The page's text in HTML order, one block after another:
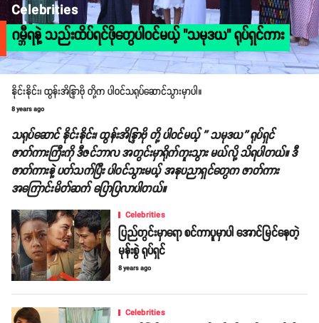
Celebrities
ဂမ္ဘီရနဲ့ သည်းထိပ်ရင်ဖိုတွေပါဝင်မယ့် "သမုဒယ" ရုပ်ရှင်ကား
နိုင်းနိုင်း၊ ထွန်းအိန္ဒြာဗို တို့က ပါဝင်သရုပ်ဆောင်သွားမှာပါ။
8 years ago
သရုပ်ဆောင် နိုင်းနိုင်း၊ ထွန်းအိန္ဒြာဗို တို့ ပါဝင်မယ့် '' သမုဒယ'' ရုပ်ရှင်
ဇာတ်ကားကြီးကို ဒီဇင်ဘာလ အတွင်းမှာရိုက်ကူးသွား မယ်လို့ သိရပါတယ်။ ဒီ
ဇာတ်ကားနဲ့ ပတ်သက်ပြီး ပါဝင်သွားမယ့် အနုပညာရှင်တွေက ဇာတ်ကား
အကြောင်းမိတ်ဆက် ပြောပြလာပါတယ်။
Celebrities
ပြည်တွင်းမှာရော စင်ကာပူမှာပါ အောင်မြင်နေတဲ့
မုန်းစွဲ ရုပ်ရှင်
8 years ago
Celebrities